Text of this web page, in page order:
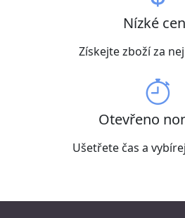
Nízké
Získejte zboží za
Otevřeno
Ušetřete čas a